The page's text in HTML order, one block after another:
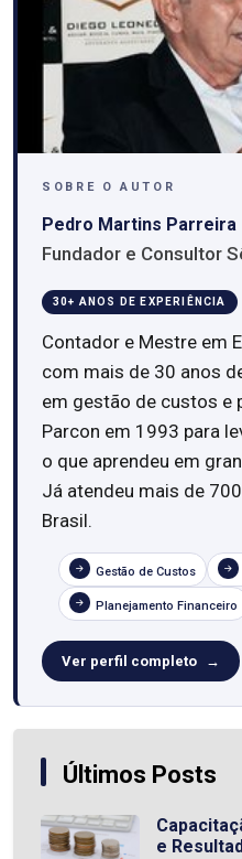
SOBRE O AUTOR
Pedro Martins Parreira
Fundador e Consultor
30+ ANOS DE EXPERIÊNCIA
Contador e Mestre em
com mais de 30 anos
em gestão de custos e
Parcon em 1993 para
o que aprendeu em
Já atendeu mais de
Brasil.
Gestão de Custos
Planejamento Financeiro
Ver perfil completo
Últimos Posts
e